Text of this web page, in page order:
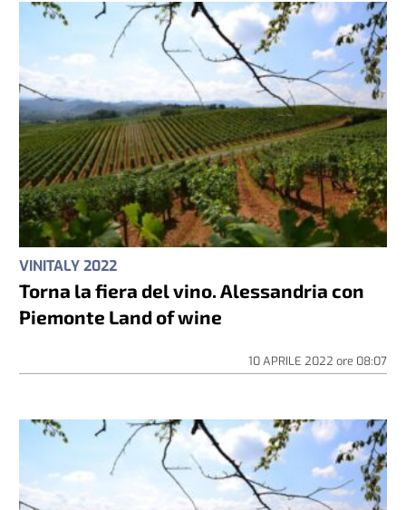
VINITALY 2022
Torna la fiera del vino. Alessandria con
Piemonte Land of wine
10 APRILE 2022 ore 08:07